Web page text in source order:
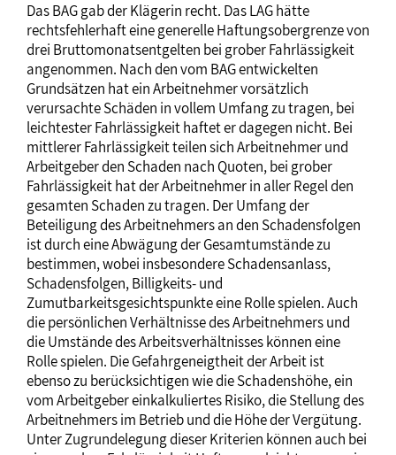
Das BAG gab der Klägerin recht. Das LAG hätte
rechtsfehlerhaft eine generelle Haftungsobergrenze von
drei Bruttomonatsentgelten bei grober Fahrlässigkeit
angenommen. Nach den vom BAG entwickelten
Grundsätzen hat ein Arbeitnehmer vorsätzlich
verursachte Schäden in vollem Umfang zu tragen, bei
leichtester Fahrlässigkeit haftet er dagegen nicht. Bei
mittlerer Fahrlässigkeit teilen sich Arbeitnehmer und
Arbeitgeber den Schaden nach Quoten, bei grober
Fahrlässigkeit hat der Arbeitnehmer in aller Regel den
gesamten Schaden zu tragen. Der Umfang der
Beteiligung des Arbeitnehmers an den Schadensfolgen
ist durch eine Abwägung der Gesamtumstände zu
bestimmen, wobei insbesondere Schadensanlass,
Schadensfolgen, Billigkeits- und
Zumutbarkeitsgesichtspunkte eine Rolle spielen. Auch
die persönlichen Verhältnisse des Arbeitnehmers und
die Umstände des Arbeitsverhältnisses können eine
Rolle spielen. Die Gefahrgeneigtheit der Arbeit ist
ebenso zu berücksichtigen wie die Schadenshöhe, ein
vom Arbeitgeber einkalkuliertes Risiko, die Stellung des
Arbeitnehmers im Betrieb und die Höhe der Vergütung.
Unter Zugrundelegung dieser Kriterien können auch bei